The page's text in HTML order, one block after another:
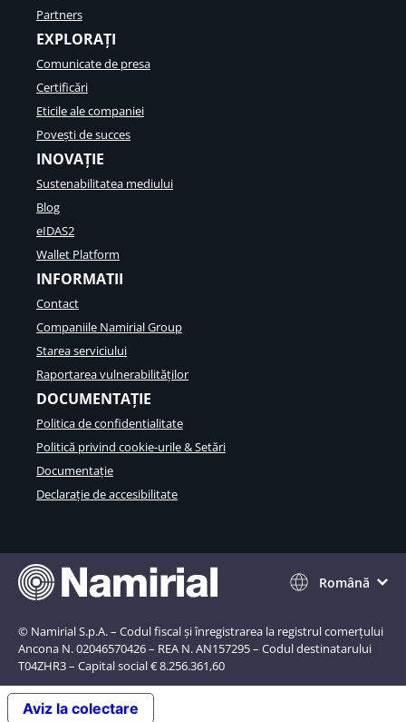
Partners
EXPLORAȚI
Comunicate de presa
Certificări
Eticile ale companiei
Povești de succes
INOVAȚIE
Sustenabilitatea mediului
Blog
eIDAS2
Wallet Platform
INFORMATII
Contact
Companiile Namirial Group
Starea serviciului
Raportarea vulnerabilităților
DOCUMENTAȚIE
Politica de confidentialitate
Politică privind cookie-urile & Setări
Documentație
Declarație de accesibilitate
Română
© Namirial S.p.A. – Codul fiscal și înregistrarea la registrul comerțului
Ancona N. 02046570426 – REA N. AN157295 – Codul destinatarului
T04ZHR3 – Capital social € 8.256.361,60
Aviz la colectare